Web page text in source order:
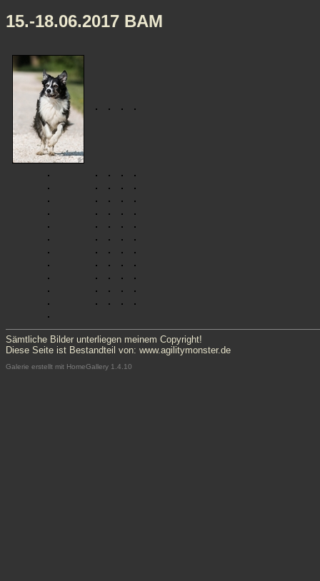
15.-18.06.2017 BAM
Sämtliche Bilder unterliegen meinem Copyright!
Diese Seite ist Bestandteil von: www.agilitymonster.de
Galerie erstellt mit HomeGallery 1.4.10